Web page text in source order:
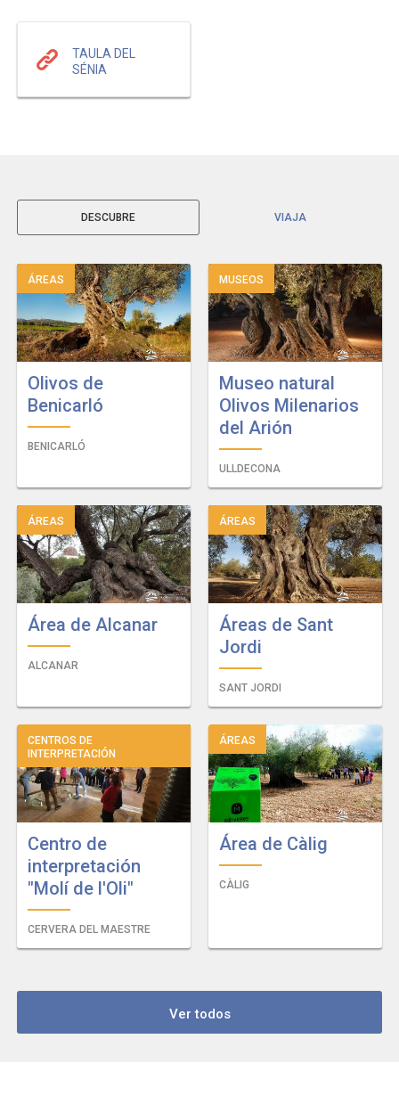
TAULA DEL
SÉNIA
DESCUBRE VIAJA
ÁREAS
Olivos de
Benicarló
BENICARLÓ
MUSEOS
Museo natural
Olivos Milenarios
del Arión
ULLDECONA
ÁREAS
Área de Alcanar
ALCANAR
ÁREAS
Áreas de Sant
Jordi
SANT JORDI
CENTROS DE
INTERPRETACIÓN
Centro de
interpretación
"Molí de l'Oli"
CERVERA DEL MAESTRE
ÁREAS
Área de Càlig
CÀLIG
Ver todos